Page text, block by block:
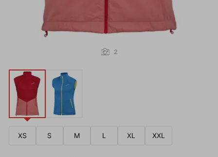
2
XS S M L XL XXL